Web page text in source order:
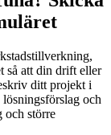
så att din drift eller
ditt projekt i
och
och större